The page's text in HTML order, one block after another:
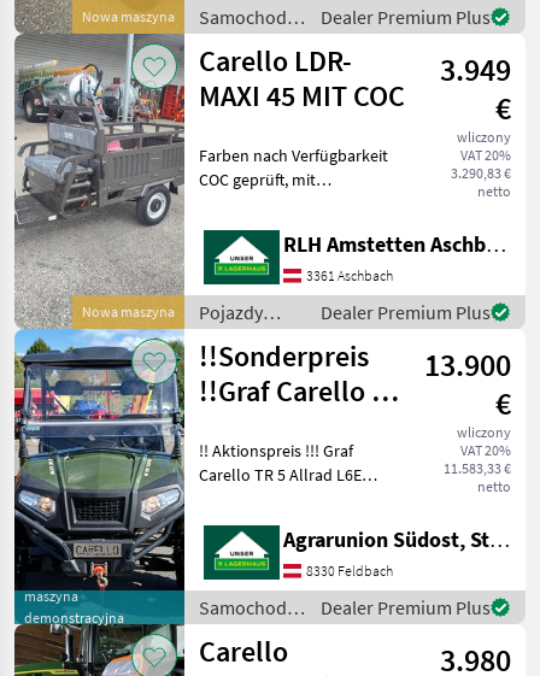
Nowa maszyna
Personentransport Bis 25
KM/H Bis zu 1
Samochody i
motocykle /
Carello
Dealer Premium Plus
Nowa maszyna
Carello LDR-
MAXI 45 MIT COC
3.949
€
wliczony
VAT 20%
3.290,83 €
netto
Farben nach Verfügbarkeit
COC geprüft, mit
Straßenzulassung L2e
Technische Daten:
Abmessungen (L/B/H):
3250/1180/1360 mm
Motorleistung: 3 kW/72V Ba
RLH Amstetten Aschbach
3361 Aschbach
Pojazdy
silnikowe
rolnicze /
Carello
Dealer Premium Plus
maszyna
demonstracyjna
!!Sonderpreis
!!Graf Carello TR
13.900
€
wliczony
VAT 20%
11.583,33 €
netto
!! Aktionspreis !!! Graf
Carello TR 5 Allrad L6E
Fahrgeschw. 45 km/h 5kW
Motorleistung AGM Blei
Akku 48 Volt Reichweite
80km L 280 cm
Agrarunion Südost, Standort Gniebing
8330 Feldbach
Samochody i
motocykle /
Carello
Dealer Premium Plus
Carello
3.980